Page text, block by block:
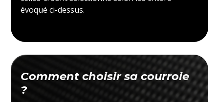
évoqué ci-dessus.
Comment choisir sa courroie
?